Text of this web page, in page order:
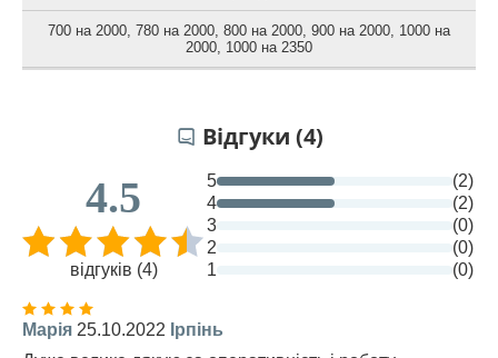
700 на 2000 780 на 2000 800 на 2000 900 на 2000 1000 на
2000 1000 на 2350
Відгуки (4)
4.5
відгуків (4)
5
(2)
4
(2)
3
(0)
2
(0)
1
(0)
Марія 25.10.2022 Ірпінь